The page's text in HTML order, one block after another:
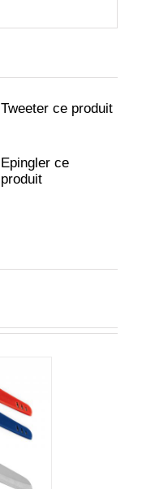
Tweeter ce produit
Epingler ce
produit